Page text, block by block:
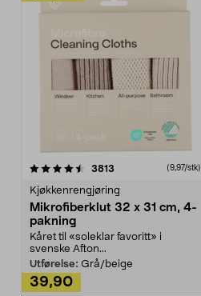
3813 anmeldelser(9,97/stk)
Kjøkkenrengjøring
Mikrofiberklut 32 x 31 cm, 4-
pakning
Kåret til «soleklar favoritt» i
svenske Afton...
Utførelse: Grå/beige
39,90
4.5av 5 stjerner